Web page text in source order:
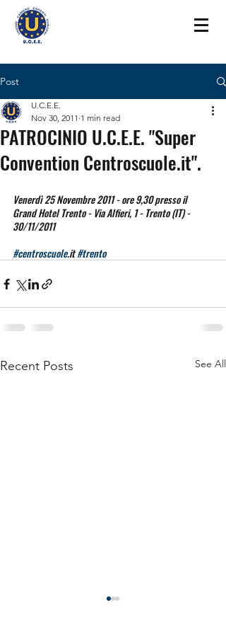
Post
PATROCINIO U.C.E.E. "Super
Convention Centroscuole.it".
U.C.E.E.
Nov 30, 2011 1 min read
Venerdì 25 Novembre 2011 - ore 9,30 presso il
Grand Hotel Trento - Via Alfieri, 1 - Trento (IT) -
30/11/2011
#centroscuole.it #trento
Recent Posts See All